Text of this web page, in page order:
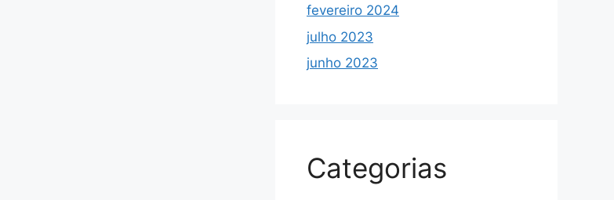
fevereiro 2024
julho 2023
junho 2023
Categorias